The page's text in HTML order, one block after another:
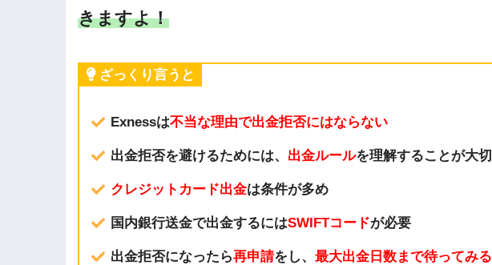
きますよ！
ざっくり言うと
Exnessは不当な理由で出金拒否にはならない
出金拒否を避けるためには、 出金ルールを理解することが大切
クレジットカード出金は条件が多め
国内銀行送金で出金するにはSWIFTコードが必要
出金拒否になったら再申請をし、 最大出金日数まで待ってみる